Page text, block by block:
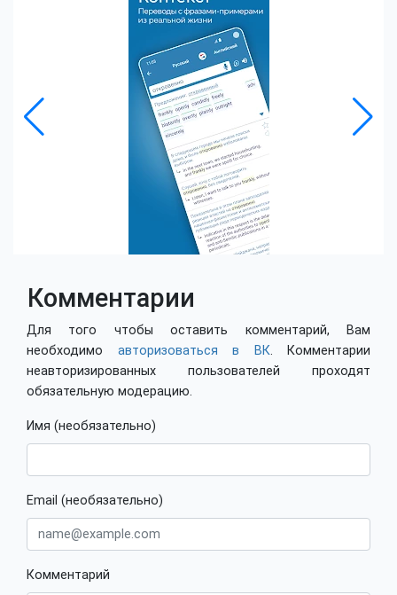
Комментарии
Для того чтобы оставить комментарий, Вам
необходимо авторизоваться в ВК. Комментарии
неавторизированных пользователей проходят
обязательную модерацию.
Имя (необязательно)
Email (необязательно)
Комментарий